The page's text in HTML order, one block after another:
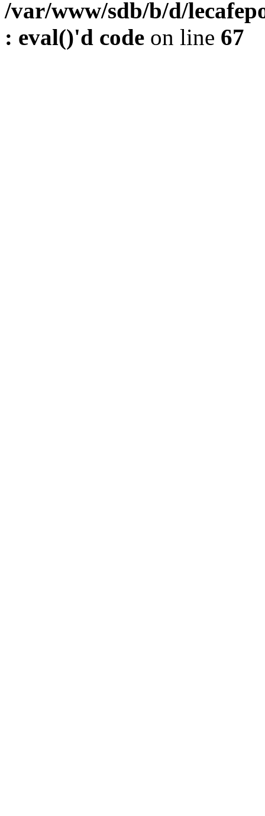
/var/www/sdb/b/d/
: eval()'d code on line 67